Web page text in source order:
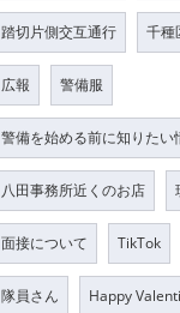
踏切片側交互通行 千種
広報 警備服
警備を始める前に知りたい
八田事務所近くのお店
面接について TikTok
隊員さん Happy